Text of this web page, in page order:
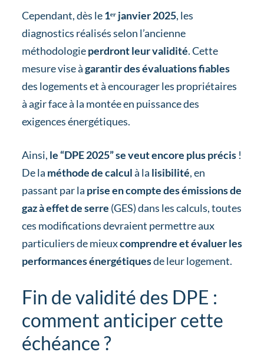
Cependant, dès le1ᵉʳ janvier 2025, les
diagnostics réalisés selon l’ancienne
méthodologieperdront leur validité. Cette
mesure vise àgarantir des évaluations fiables
des logements et à encourager les propriétaires
à agir face à la montée en puissance des
exigences énergétiques.
Ainsi, le “DPE 2025” se veut encore plus précis!
De la méthode de calculà la lisibilité, en
passant par la prise en compte des émissions de
gaz à effet de serre (GES) dans les calculs, toutes
ces modifications devraient permettre aux
particuliers de mieuxcomprendre et évaluer les
performances énergétiquesde leur logement.
Fin de validité des DPE :
comment anticiper cette
échéance ?